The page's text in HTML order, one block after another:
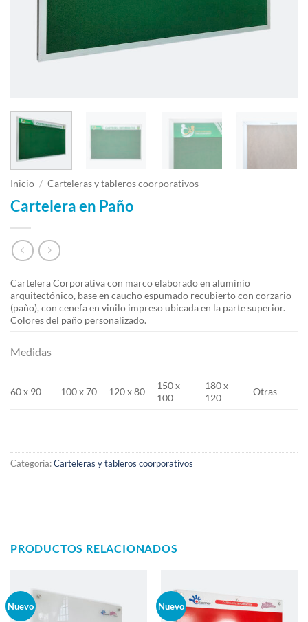
Inicio / Carteleras y tableros coorporativos
Cartelera en Paño
Cartelera Corporativa con marco elaborado en aluminio
arquitectónico, base en caucho espumado recubierto con corzario
(paño), con cenefa en vinilo impreso ubicada en la parte superior.
Colores del paño personalizado.
Medidas
60 x 90 100 x 70 120 x 80
150 x
100
180 x
120
Otras
Categoría:Carteleras y tableros coorporativos
PRODUCTOS RELACIONADOS
Nuevo Nuevo